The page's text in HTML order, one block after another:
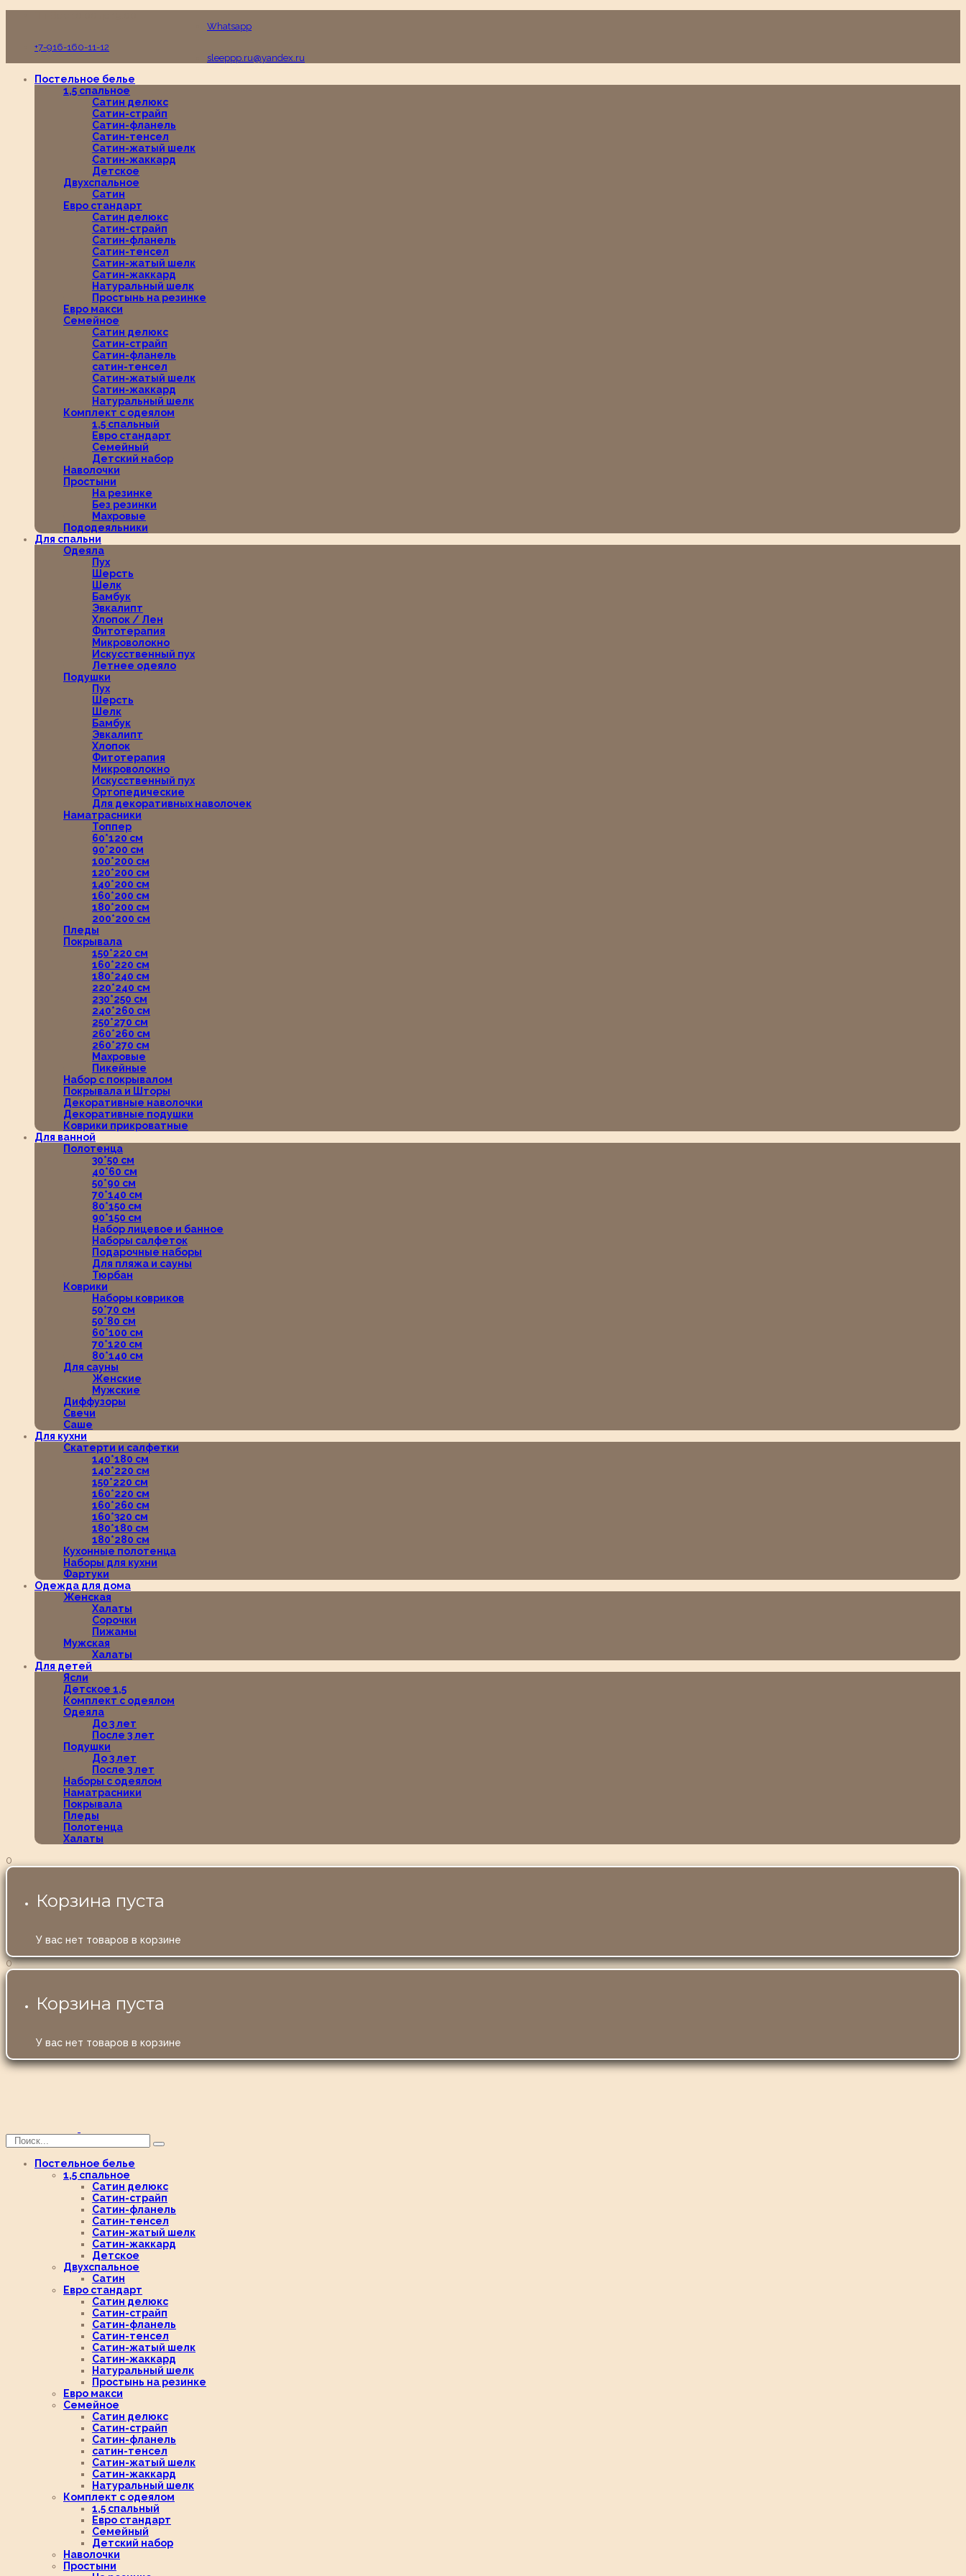
Whatsapp
+7-916-160-11-12
sleeppp.ru@yandex.ru
Постельное белье
1,5 спальное
Сатин делюкс
Сатин-страйп
Сатин-фланель
Сатин-тенсел
Сатин-жатый шелк
Сатин-жаккард
Детское
Двухспальное
Сатин
Евро стандарт
Сатин делюкс
Сатин-страйп
Сатин-фланель
Сатин-тенсел
Сатин-жатый шелк
Сатин-жаккард
Натуральный шелк
Простынь на резинке
Евро макси
Семейное
Сатин делюкс
Сатин-страйп
Сатин-фланель
сатин-тенсел
Сатин-жатый шелк
Сатин-жаккард
Натуральный шелк
Комплект с одеялом
1,5 спальный
Евро стандарт
Семейный
Детский набор
Наволочки
Простыни
На резинке
Без резинки
Махровые
Пододеяльники
Для спальни
Одеяла
Пух
Шерсть
Шелк
Бамбук
Эвкалипт
Хлопок / Лен
Фитотерапия
Микроволокно
Искусственный пух
Летнее одеяло
Подушки
Пух
Шерсть
Шелк
Бамбук
Эвкалипт
Хлопок
Фитотерапия
Микроволокно
Искусственный пух
Ортопедические
Для декоративных наволочек
Наматрасники
Топпер
60*120 см
90*200 см
100*200 см
120*200 см
140*200 см
160*200 см
180*200 см
200*200 см
Пледы
Покрывала
150*220 см
160*220 см
180*240 см
220*240 см
230*250 см
240*260 см
250*270 см
260*260 см
260*270 см
Махровые
Пикейные
Набор с покрывалом
Покрывала и Шторы
Декоративные наволочки
Декоративные подушки
Коврики прикроватные
Для ванной
Полотенца
30*50 см
40*60 см
50*90 см
70*140 см
80*150 см
90*150 см
Набор лицевое и банное
Наборы салфеток
Подарочные наборы
Для пляжа и сауны
Тюрбан
Коврики
Наборы ковриков
50*70 см
50*80 см
60*100 см
70*120 см
80*140 см
Для сауны
Женские
Мужские
Диффузоры
Свечи
Саше
Для кухни
Скатерти и салфетки
140*180 см
140*220 см
150*220 см
160*220 см
160*260 см
160*320 см
180*180 см
180*280 см
Кухонные полотенца
Наборы для кухни
Фартуки
Одежда для дома
Женская
Халаты
Сорочки
Пижамы
Мужская
Халаты
Для детей
Ясли
Детское 1,5
Комплект с одеялом
Одеяла
До 3 лет
После 3 лет
Подушки
До 3 лет
После 3 лет
Наборы с одеялом
Наматрасники
Покрывала
Пледы
Полотенца
Халаты
0
Корзина пуста
У вас нет товаров в корзине
0
Корзина пуста
У вас нет товаров в корзине
Постельное белье
1,5 спальное
Сатин делюкс
Сатин-страйп
Сатин-фланель
Сатин-тенсел
Сатин-жатый шелк
Сатин-жаккард
Детское
Двухспальное
Сатин
Евро стандарт
Сатин делюкс
Сатин-страйп
Сатин-фланель
Сатин-тенсел
Сатин-жатый шелк
Сатин-жаккард
Натуральный шелк
Простынь на резинке
Евро макси
Семейное
Сатин делюкс
Сатин-страйп
Сатин-фланель
сатин-тенсел
Сатин-жатый шелк
Сатин-жаккард
Натуральный шелк
Комплект с одеялом
1,5 спальный
Евро стандарт
Семейный
Детский набор
Наволочки
Простыни